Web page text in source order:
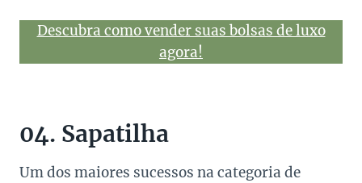
Descubra como vender suas bolsas de luxo
agora!
04. Sapatilha
Um dos maiores sucessos na categoria de